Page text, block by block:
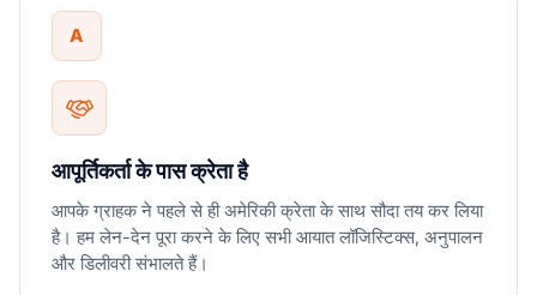
A
आपूर्तिकर्ता के पास क्रेता है
आपके ग्राहक ने पहले से ही अमेरिकी क्रेता के साथ सौदा तय कर लिया
है। हम लेन-देन पूरा करने के लिए सभी आयात लॉजिस्टिक्स, अनुपालन
और डिलीवरी संभालते हैं।